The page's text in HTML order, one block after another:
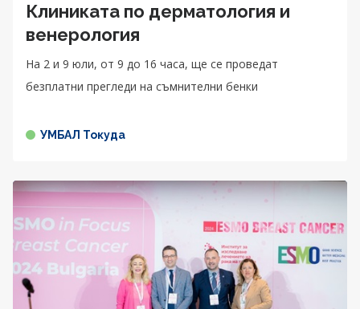
Клиниката по дерматология и
венерология
На 2 и 9 юли, от 9 до 16 часа, ще се проведат
безплатни прегледи на съмнителни бенки
УМБАЛ Токуда